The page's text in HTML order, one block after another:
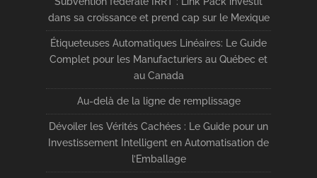
dans sa croissance et prend cap sur le Mexique
Étiqueteuses Automatiques Linéaires: Le Guide
Complet pour les Manufacturiers au Québec et
au Canada
Au-delà de la ligne de remplissage
Dévoiler les Vérités Cachées : Le Guide pour un
Investissement Intelligent en Automatisation de
l’Emballage